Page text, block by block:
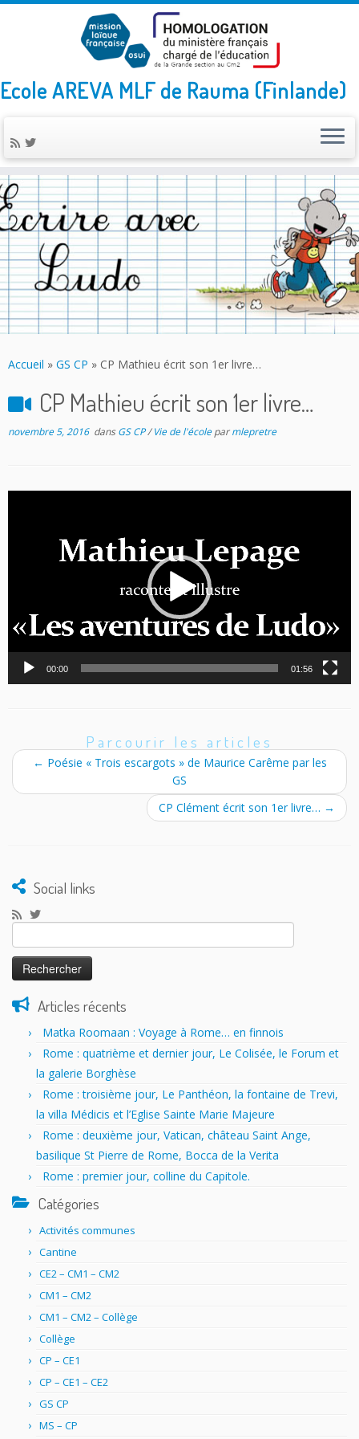
Skip
to
content
Ecole AREVA MLF de Rauma (Finlande)
Accueil » GS CP » CP Mathieu écrit son 1er livre…
CP Mathieu écrit son 1er livre…
novembre 5, 2016dansGS CP/Vie de l'écoleparmlepretre
00:00 01:56
Parcourir les articles
← Poésie « Trois escargots » de Maurice Carême par les
GS
CP Clément écrit son 1er livre… →
Social links
Rechercher :
Articles récents
Matka Roomaan : Voyage à Rome… en finnois
Rome : quatrième et dernier jour, Le Colisée, le Forum et
la galerie Borghèse
Rome : troisième jour, Le Panthéon, la fontaine de Trevi,
la villa Médicis et l’Eglise Sainte Marie Majeure
Rome : deuxième jour, Vatican, château Saint Ange,
basilique St Pierre de Rome, Bocca de la Verita
Rome : premier jour, colline du Capitole.
Catégories
Activités communes
Cantine
CE2 – CM1 – CM2
CM1 – CM2
CM1 – CM2 – Collège
Collège
CP – CE1
CP – CE1 – CE2
GS CP
MS – CP